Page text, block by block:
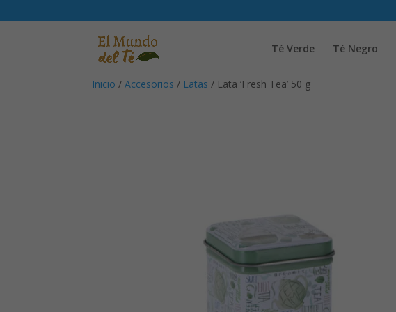
Té Verde Té Negro
Inicio / Accesorios / Latas / Lata ‘Fresh Tea’ 50 g